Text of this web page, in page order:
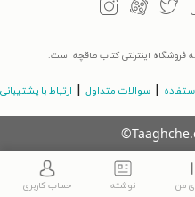
اینترنتی کتاب طاقچه است.
| سوالات متداول | ارتباط با پشتیبانی
من نوشته حساب کاربری